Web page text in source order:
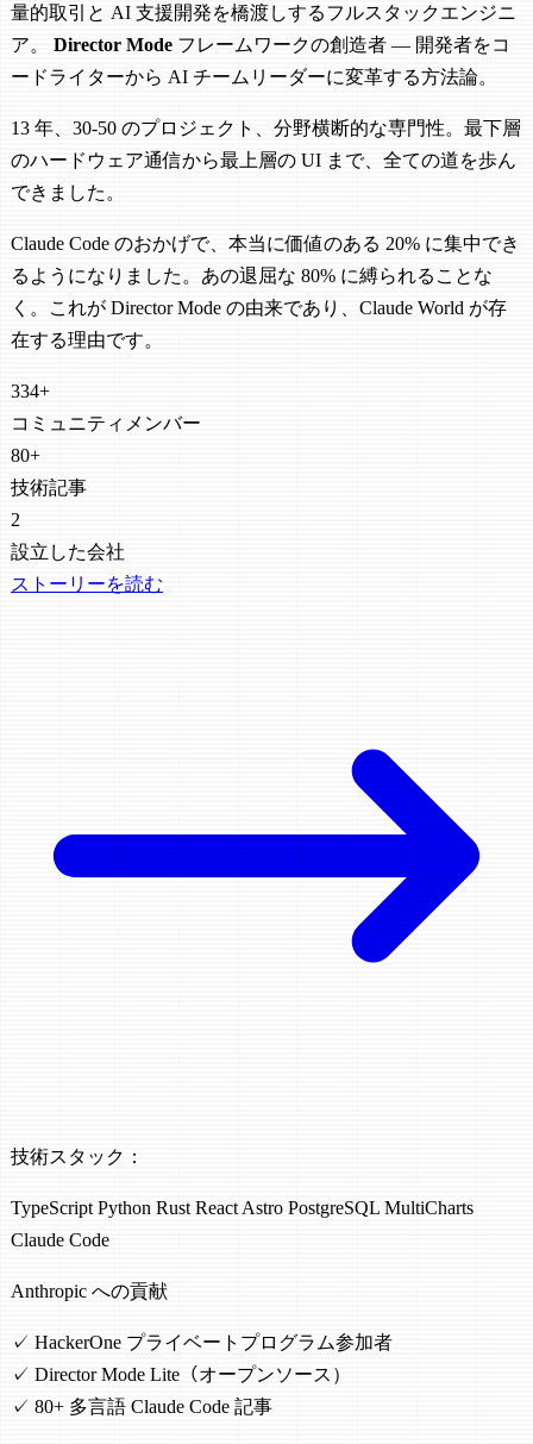
量的取引と AI 支援開発を橋渡しするフルスタックエンジニ
ア。 Director Mode フレームワークの創造者 — 開発者をコ
ードライターから AI チームリーダーに変革する方法論。
13 年、30-50 のプロジェクト、分野横断的な専門性。最下層
のハードウェア通信から最上層の UI まで、全ての道を歩ん
できました。
Claude Code のおかげで、本当に価値のある 20% に集中でき
るようになりました。あの退屈な 80% に縛られることな
く。これが Director Mode の由来であり、Claude World が存
在する理由です。
334+
コミュニティメンバー
80+
技術記事
2
設立した会社
ストーリーを読む
技術スタック：
TypeScript Python Rust React Astro PostgreSQL MultiCharts
Claude Code
Anthropic への貢献
✓ HackerOne プライベートプログラム参加者
✓ Director Mode Lite（オープンソース）
✓ 80+ 多言語 Claude Code 記事